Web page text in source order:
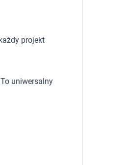
projekt
uniwersalny